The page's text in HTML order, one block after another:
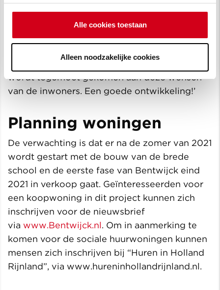
Alle cookies toestaan
Alleen noodzakelijke cookies
leefbaarheid in Benthuizen. ‘ Er is behoefte
aan woningen voor verschillende doelgroepen
woningen en de bouw van de brede school
wordt tegemoet gekomen aan deze wensen
van de inwoners. Een goede ontwikkeling!’
Planning woningen
De verwachting is dat er na de zomer van 2021
wordt gestart met de bouw van de brede
school en de eerste fase van Bentwijck eind
2021 in verkoop gaat. Geïnteresseerden voor
een koopwoning in dit project kunnen zich
inschrijven voor de nieuwsbrief
via www.Bentwijck.nl. Om in aanmerking te
komen voor de sociale huurwoningen kunnen
mensen zich inschrijven bij “Huren in Holland
Rijnland”, via www.hureninhollandrijnland.nl.